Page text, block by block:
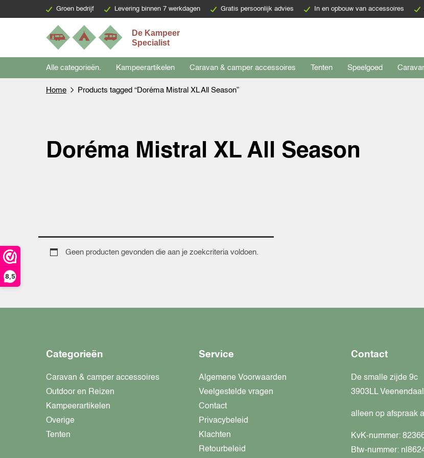
8,5
Groen bedrijf Levering binnen 7 werkdagen Gratis persoonlijk advies In en opbouw van accessoires
Alle categorieën. Kampeerartikelen Caravan & camper accessoires Tenten Speelgoed
Home Products tagged “Doréma Mistral XL All Season”
Doréma Mistral XL All Season
Geen producten gevonden die aan je zoekcriteria voldoen.
Categorieën
Caravan & camper accessoires
Outdoor en Reizen
Kampeerartikelen
Overige
Tenten
Service
Algemene Voorwaarden
Veelgestelde vragen
Contact
Privacybeleid
Klachten
Retourbeleid
Contact
De smalle zijde 9c
3903LL Veenendaal
alleen op afspraak
KvK-nummer:
Btw-nummer: